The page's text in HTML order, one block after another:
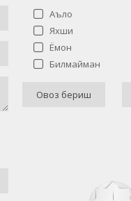
Аъло
Яхши
Ёмон
Билмайман
Овоз бериш
Жамият
Яхши